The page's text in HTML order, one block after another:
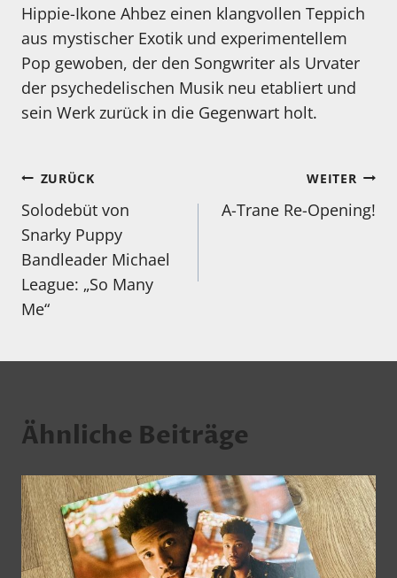
Hippie-Ikone Ahbez einen klangvollen Teppich
aus mystischer Exotik und experimentellem
Pop gewoben, der den Songwriter als Urvater
der psychedelischen Musik neu etabliert und
sein Werk zurück in die Gegenwart holt.
Beitragsnavigation
ZURÜCK
Solodebüt von
Snarky Puppy
Bandleader Michael
League: „So Many
Me“
WEITER
A-Trane Re-Opening!
Ähnliche Beiträge